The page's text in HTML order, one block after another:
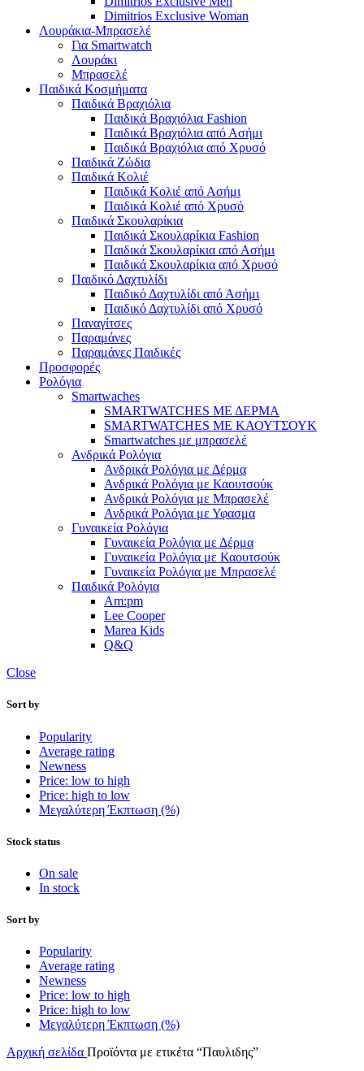
Dimitrios Exclusive Woman
Λουράκια-Μπρασελέ
Για Smartwatch
Λουράκι
Μπρασελέ
Παιδικά Κοσμήματα
Παιδικά Βραχιόλια
Παιδικά Βραχιόλια Fashion
Παιδικά Βραχιόλια από Ασήμι
Παιδικά Βραχιόλια από Χρυσό
Παιδικά Ζώδια
Παιδικά Κολιέ
Παιδικά Κολιέ από Ασήμι
Παιδικά Κολιέ από Χρυσό
Παιδικά Σκουλαρίκια
Παιδικά Σκουλαρίκια Fashion
Παιδικά Σκουλαρίκια από Ασήμι
Παιδικά Σκουλαρίκια από Χρυσό
Παιδικό Δαχτυλίδι
Παιδικό Δαχτυλίδι από Ασήμι
Παιδικό Δαχτυλίδι από Χρυσό
Παναγίτσες
Παραμάνες
Παραμάνες Παιδικές
Προσφορές
Ρολόγια
Smartwaches
SMARTWATCHES ΜΕ ΔΕΡΜΑ
SMARTWATCHES ΜΕ ΚΑΟΥΤΣΟΥΚ
Smartwatches με μπρασελέ
Ανδρικά Ρολόγια
Ανδρικά Ρολόγια με Δέρμα
Ανδρικά Ρολόγια με Καουτσούκ
Ανδρικά Ρολόγια με Μπρασελέ
Ανδρικά Ρολόγια με Υφασμα
Γυναικεία Ρολόγια
Γυναικεία Ρολόγια με Δέρμα
Γυναικεία Ρολόγια με Καουτσούκ
Γυναικεία Ρολόγια με Μπρασελέ
Παιδικά Ρολόγια
Am:pm
Lee Cooper
Marea Kids
Q&Q
Close
Sort by
Popularity
Average rating
Newness
Price: low to high
Price: high to low
Μεγαλύτερη Έκπτωση (%)
Stock status
On sale
In stock
Sort by
Popularity
Average rating
Newness
Price: low to high
Price: high to low
Μεγαλύτερη Έκπτωση (%)
Αρχική σελίδα Προϊόντα με ετικέτα “Παυλιδης”